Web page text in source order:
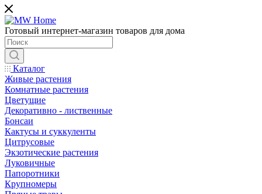
Готовый интернет-магазин товаров для дома
Каталог
Живые растения
Комнатные растения
Цветущие
Декоративно - лиственные
Бонсаи
Кактусы и суккуленты
Цитрусовые
Экзотические растения
Луковичные
Папоротники
Крупномеры